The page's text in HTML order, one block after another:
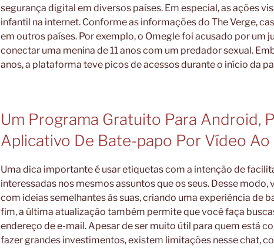
segurança digital em diversos países. Em especial, as ações
infantil na internet. Conforme as informações do The Verge,
em outros países. Por exemplo, o Omegle foi acusado por um
conectar uma menina de 11 anos com um predador sexual.
anos, a plataforma teve picos de acessos durante o início da
Um Programa Gratuito Para Android,
Aplicativo De Bate-papo Por Vídeo
Uma dica importante é usar etiquetas com a intenção de
interessadas nos mesmos assuntos que os seus. Desse
com ideias semelhantes às suas, criando uma experiência de
fim, a última atualização também permite que você faça
endereço de e-mail. Apesar de ser muito útil para quem está
fazer grandes investimentos, existem limitações nesse chat,